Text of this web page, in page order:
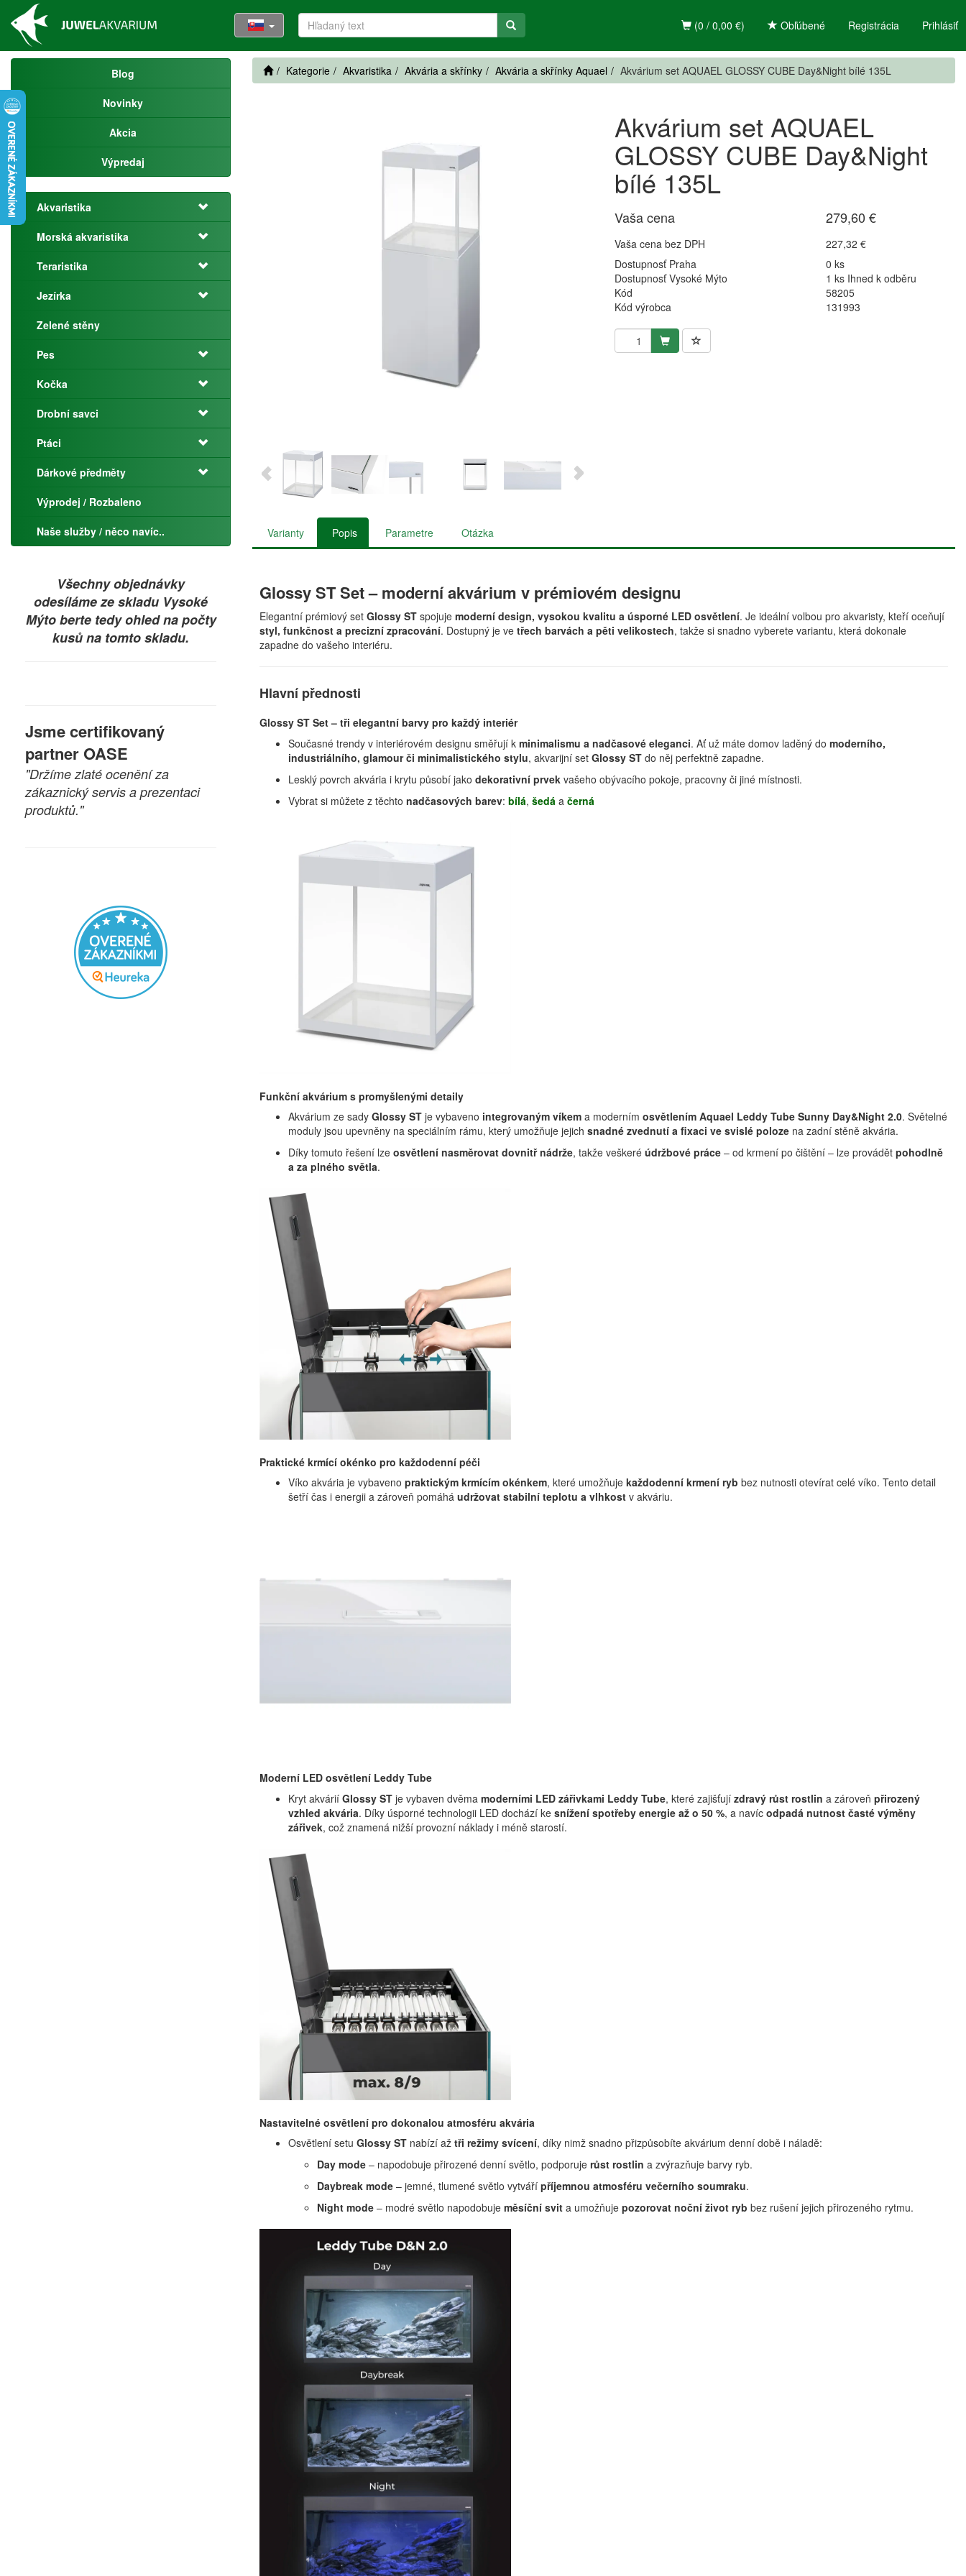
Registrácia Prihlásiť
(0 / 0,00 €) Obľúbené
Blog
Novinky
Akcia
Výpredaj
Akvaristika
Morská akvaristika
Teraristika
Jezírka
Zelené stěny
Pes
Kočka
Drobní savci
Ptáci
Dárkové předměty
Výprodej / Rozbaleno
Naše služby / něco navíc..
Všechny objednávky
odesíláme ze skladu Vysoké
Mýto berte tedy ohled na počty
kusů na tomto skladu.
Jsme certifikovaný
partner OASE
"Držíme zlaté ocenění za
zákaznický servis a prezentaci
produktů."
Kategorie Akvaristika Akvária a skřínky Akvária a skřínky Aquael Akvárium set AQUAEL GLOSSY CUBE Day&Night bílé 135L
Akvárium set AQUAEL
GLOSSY CUBE Day&Night
bílé 135L
Vaša cena 279,60 €
Vaša cena bez DPH
227,32 €
Dostupnosť Praha
0 ks
Dostupnosť Vysoké Mýto
1 ks Ihned k odběru
Kód
58205
Kód výrobca
131993
Varianty Popis Parametre Otázka
Glossy ST Set – moderní akvárium v prémiovém designu
Elegantní prémiový set Glossy ST spojuje moderní design, vysokou kvalitu a úsporné LED osvětlení. Je ideální volbou pro akvaristy, kteří oceňují
styl, funkčnost a precizní zpracování. Dostupný je ve třech barvách a pěti velikostech, takže si snadno vyberete variantu, která dokonale
zapadne do vašeho interiéru.
Hlavní přednosti
Glossy ST Set – tři elegantní barvy pro každý interiér
Současné trendy v interiérovém designu směřují k minimalismu a nadčasové eleganci. Ať už máte domov laděný do moderního,
industriálního, glamour či minimalistického stylu, akvarijní set Glossy ST do něj perfektně zapadne.
Lesklý povrch akvária i krytu působí jako dekorativní prvek vašeho obývacího pokoje, pracovny či jiné místnosti.
Vybrat si můžete z těchto nadčasových barev: bílá, šedá a černá
Funkční akvárium s promyšlenými detaily
Akvárium ze sady Glossy ST je vybaveno integrovaným víkem a moderním osvětlením Aquael Leddy Tube Sunny Day&Night 2.0. Světelné
moduly jsou upevněny na speciálním rámu, který umožňuje jejich snadné zvednutí a fixaci ve svislé poloze na zadní stěně akvária.
Díky tomuto řešení lze osvětlení nasměrovat dovnitř nádrže, takže veškeré údržbové práce – od krmení po čištění – lze provádět pohodlně
a za plného světla.
Praktické krmící okénko pro každodenní péči
Víko akvária je vybaveno praktickým krmícím okénkem, které umožňuje každodenní krmení ryb bez nutnosti otevírat celé víko. Tento detail
šetří čas i energii a zároveň pomáhá udržovat stabilní teplotu a vlhkost v akváriu.
Moderní LED osvětlení Leddy Tube
Kryt akvárií Glossy ST je vybaven dvěma moderními LED zářivkami Leddy Tube, které zajišťují zdravý růst rostlin a zároveň přirozený
vzhled akvária. Díky úsporné technologii LED dochází ke snížení spotřeby energie až o 50 %, a navíc odpadá nutnost časté výměny
zářivek, což znamená nižší provozní náklady i méně starostí.
Nastavitelné osvětlení pro dokonalou atmosféru akvária
Osvětlení setu Glossy ST nabízí až tři režimy svícení, díky nimž snadno přizpůsobíte akvárium denní době i náladě:
Day mode – napodobuje přirozené denní světlo, podporuje růst rostlin a zvýrazňuje barvy ryb.
Daybreak mode – jemné, tlumené světlo vytváří příjemnou atmosféru večerního soumraku.
Night mode – modré světlo napodobuje měsíční svit a umožňuje pozorovat noční život ryb bez rušení jejich přirozeného rytmu.